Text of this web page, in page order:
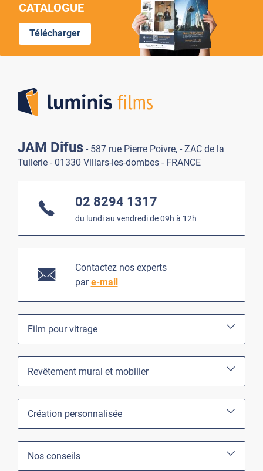
CATALOGUE
Télécharger
JAM Difus - 587 rue Pierre Poivre, - ZAC de la
Tuilerie - 01330 Villars-les-dombes - FRANCE
02 8294 1317
du lundi au vendredi de 09h à 12h
Contactez nos experts
pare-mail
Film pour vitrage
Revêtement mural et mobilier
Création personnalisée
Nos conseils